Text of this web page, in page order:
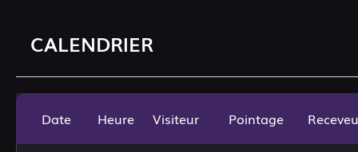
CALENDRIER
Date Heure Visiteur Pointage